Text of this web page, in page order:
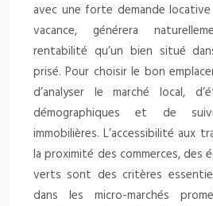
avec une forte demande
vacance, générera
rentabilité qu’un bien situé
prisé. Pour choisir le bon
d’analyser le marché local,
démographiques et de
immobilières. L’accessibilité aux
la proximité des commerces, des
verts sont des critères
dans les micro-marchés